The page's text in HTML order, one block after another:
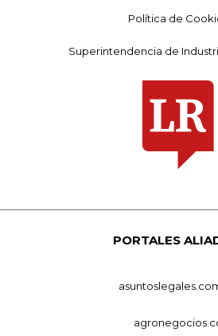
Política de
Superintendencia de
PORTALES